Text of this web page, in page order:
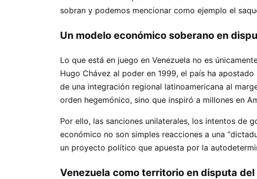
sobran y podemos mencionar como ejemplo el
Un modelo económico soberano en
Lo que está en juego en Venezuela no es
Hugo Chávez al poder en 1999, el país ha
de una integración regional latinoamericana al
orden hegemónico, sino que inspiró a millones en
Por ello, las sanciones unilaterales, los intentos de
económico no son simples reacciones a una
un proyecto político que apuesta por la
Venezuela como territorio en disputa